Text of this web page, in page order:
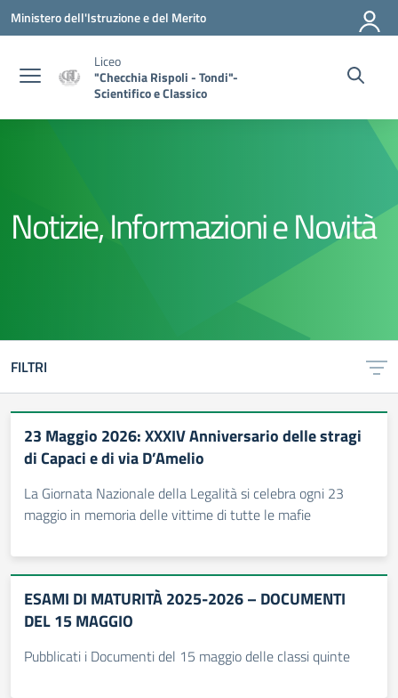
Vai ai contenuti
Vai al menu di navigazione
Vai al footer
Ministero dell'Istruzione e del Merito
Liceo
"Checchia Rispoli - Tondi"-
Scientifico e Classico
Notizie, Informazioni e Novità
FILTRI
23 Maggio 2026: XXXIV Anniversario delle stragi
di Capaci e di via D’Amelio
La Giornata Nazionale della Legalità si celebra ogni 23
maggio in memoria delle vittime di tutte le mafie
ESAMI DI MATURITÀ 2025-2026 – DOCUMENTI
DEL 15 MAGGIO
Pubblicati i Documenti del 15 maggio delle classi quinte